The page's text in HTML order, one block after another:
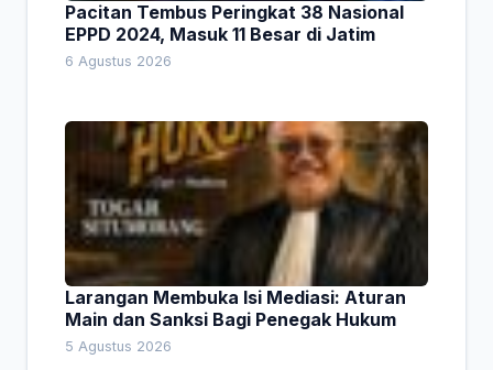
Pacitan Tembus Peringkat 38 Nasional
EPPD 2024, Masuk 11 Besar di Jatim
6 Agustus 2026
Larangan Membuka Isi Mediasi: Aturan
Main dan Sanksi Bagi Penegak Hukum
5 Agustus 2026